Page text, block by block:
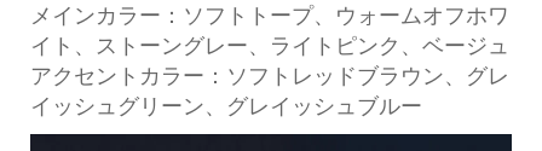
メインカラー：ソフトトープ、ウォームオフホワ
イト、ストーングレー、ライトピンク、ベージュ
アクセントカラー：ソフトレッドブラウン、グレ
イッシュグリーン、グレイッシュブルー